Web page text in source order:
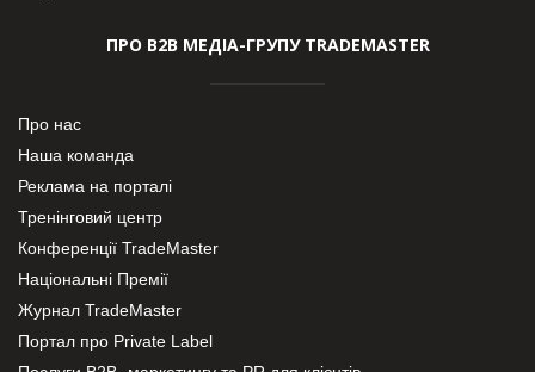
ПРО В2В МЕДІА-ГРУПУ TRADEMASTER
Про нас
Наша команда
Реклама на порталі
Тренінговий центр
Конференції TradeMaster
Національні Премії
Журнал TradeMaster
Портал про Private Label